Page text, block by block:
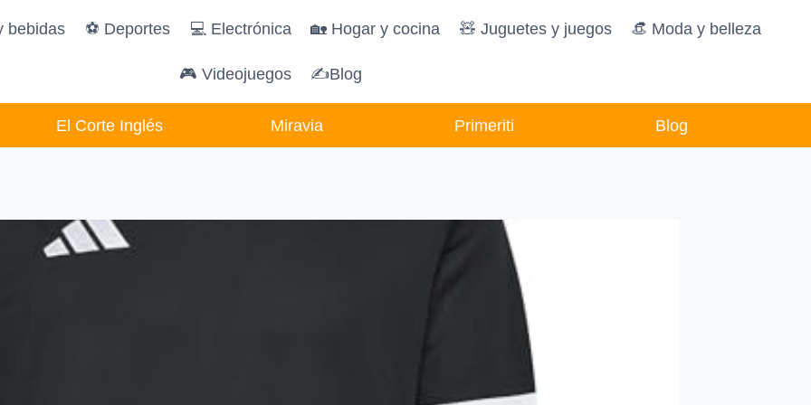
bebidas ️⚽️ Deportes 💻 Electrónica 🏡 Hogar y cocina 🧸️ Juguetes y juegos 👒 Moda y belleza
🎮 Videojuegos ✍Blog
El Corte Inglés Miravia Primeriti Blog